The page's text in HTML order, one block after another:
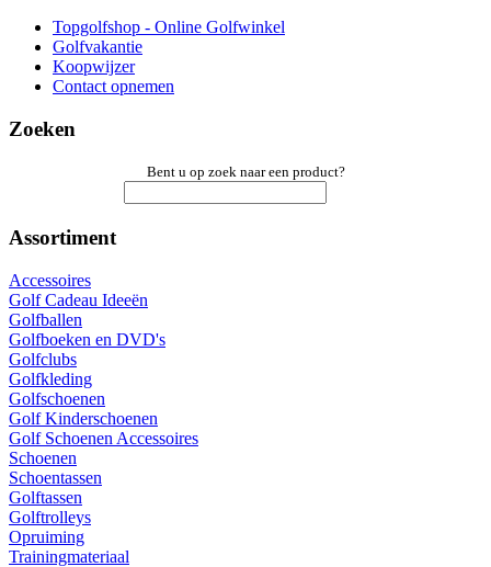
Topgolfshop - Online Golfwinkel
Golfvakantie
Koopwijzer
Contact opnemen
Zoeken
Bent u op zoek naar een product?
Assortiment
Accessoires
Golf Cadeau Ideeën
Golfballen
Golfboeken en DVD's
Golfclubs
Golfkleding
Golfschoenen
Golf Kinderschoenen
Golf Schoenen Accessoires
Schoenen
Schoentassen
Golftassen
Golftrolleys
Opruiming
Trainingmateriaal